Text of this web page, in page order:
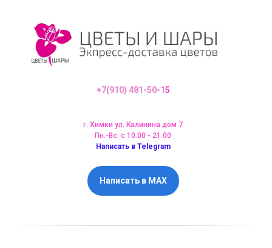
+7(910) 481-50-15
г. Химки ул. Калинина дом 7
Пн.-Вс. с 10.00 - 21.00
Написать в Telegram
Написать в MAX